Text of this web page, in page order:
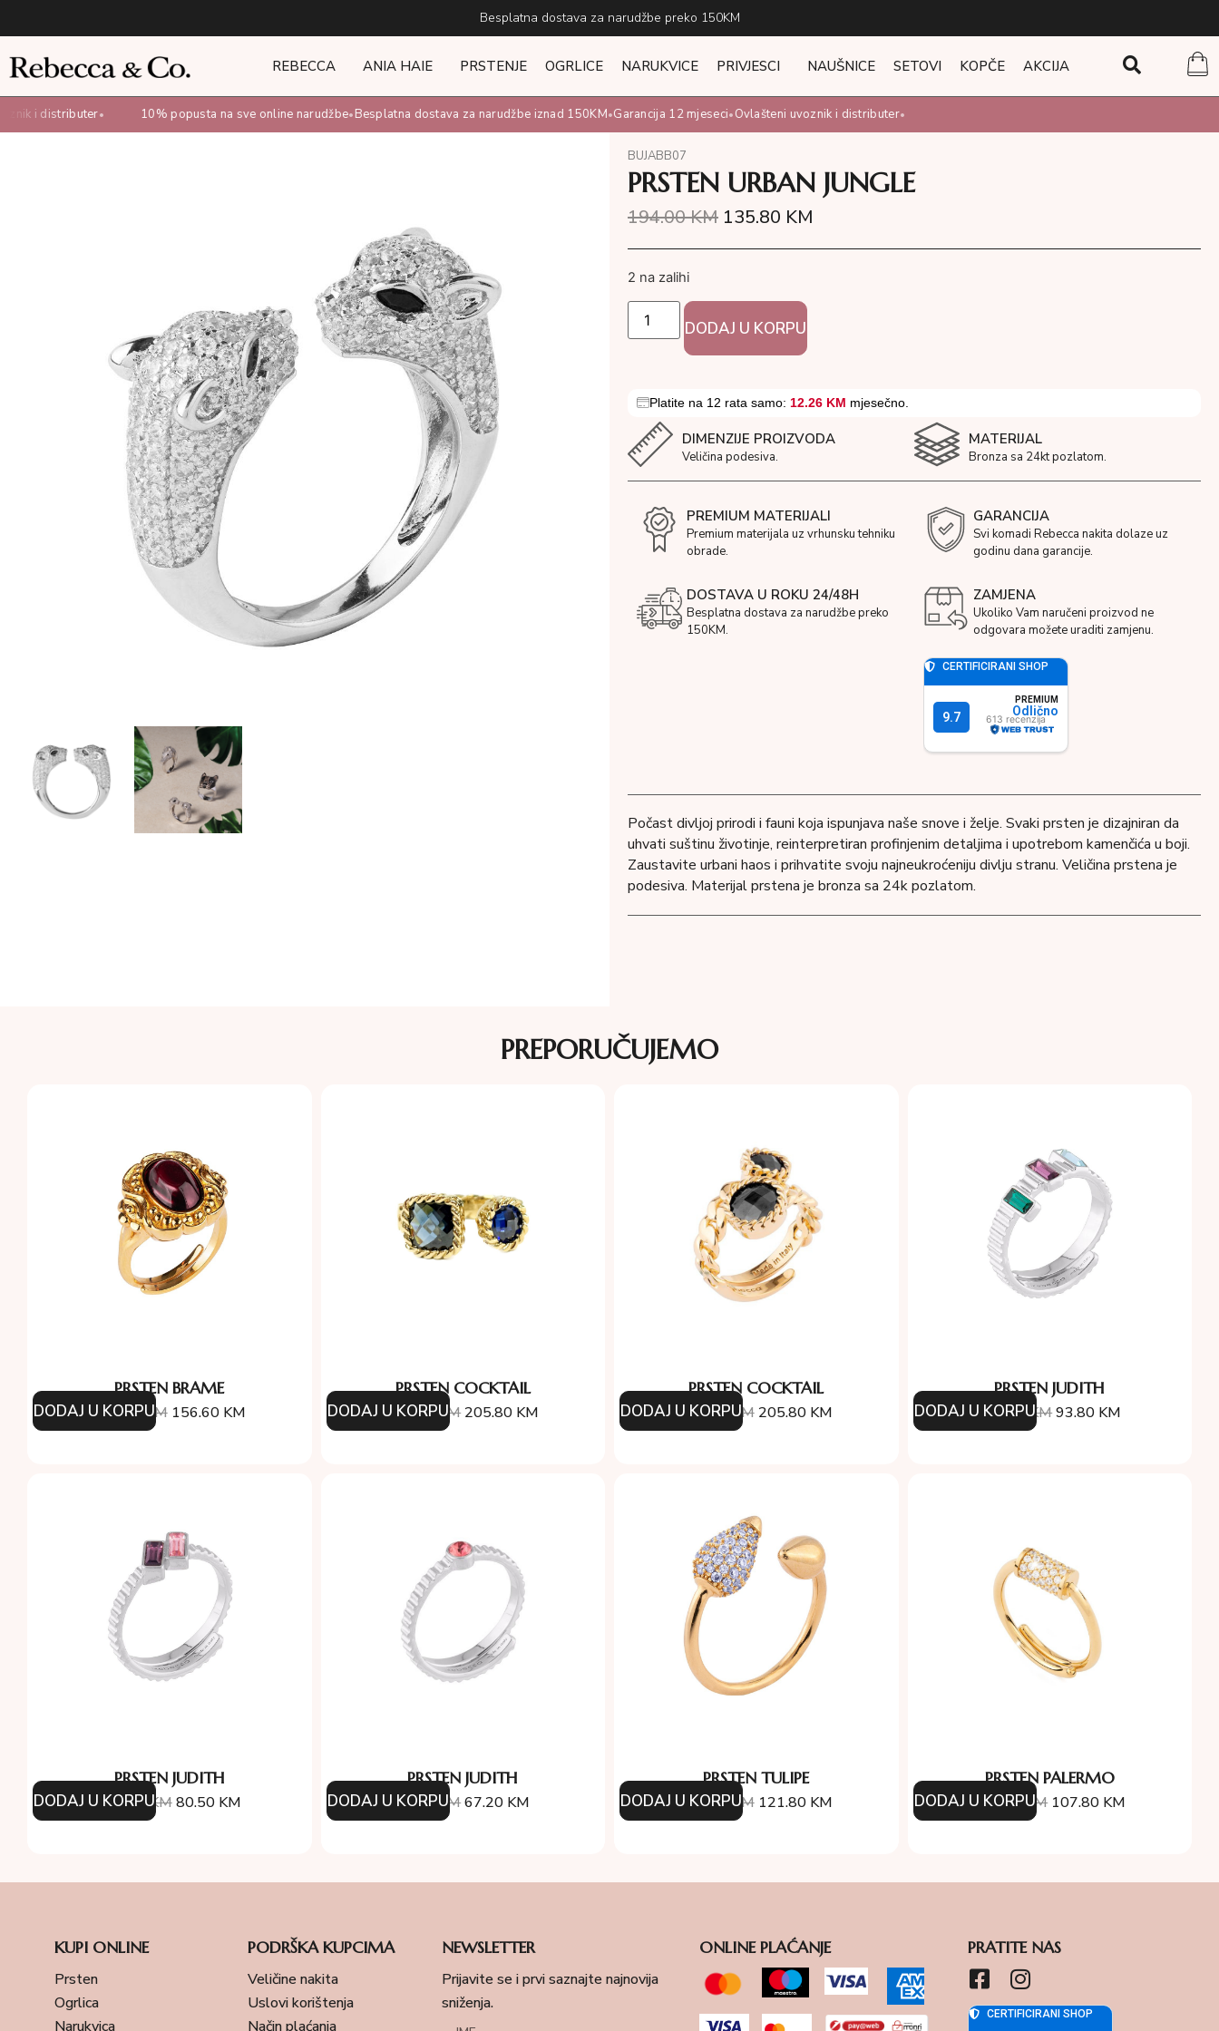
Besplatna dostava za narudžbe preko 150KM
REBECCA ANIA HAIE PRSTENJE OGRLICE NARUKVICE PRIVJESCI NAUŠNICE SETOVI KOPČE AKCIJA
i distributer• 10% popusta na sve online narudžbe•Besplatna dostava za narudžbe iznad 150KM•Garancija 12 mjeseci•Ovlašteni uvoznik i distributer•
BUJABB07
PRSTEN URBAN JUNGLE
194.00KM 135.80 KM
2 na zalihi
DODAJ U KORPU
Platite na 12 rata samo: 12.26 KM mjesečno.
DIMENZIJE PROIZVODA
Veličina podesiva.
MATERIJAL
Bronza sa 24kt pozlatom.
PREMIUM MATERIJALI
Premium materijala uz vrhunsku tehniku
obrade.
GARANCIJA
Svi komadi Rebecca nakita dolaze uz
godinu dana garancije.
DOSTAVA U ROKU 24/48H
Besplatna dostava za narudžbe preko
150KM.
ZAMJENA
Ukoliko Vam naručeni proizvod ne
odgovara možete uraditi zamjenu.
Počast divljoj prirodi i fauni koja ispunjava naše snove i želje. Svaki prsten je dizajniran da
uhvati suštinu životinje, reinterpretiran profinjenim detaljima i upotrebom kamenčića u boji.
Zaustavite urbani haos i prihvatite svoju najneukroćeniju divlju stranu. Veličina prstena je
podesiva. Materijal prstena je bronza sa 24k pozlatom.
PREPORUČUJEMO
PRSTEN BRAME
174.00KM 156.60 KM
DODAJ U KORPU
PRSTEN COCKTAIL
294.00KM 205.80 KM
DODAJ U KORPU
PRSTEN COCKTAIL
294.00KM 205.80 KM
DODAJ U KORPU
PRSTEN JUDITH
134.00KM93.80 KM
DODAJ U KORPU
PRSTEN JUDITH
115.00KM80.50 KM
DODAJ U KORPU
PRSTEN JUDITH
96.00KM67.20 KM
DODAJ U KORPU
PRSTEN TULIPE
174.00KM 121.80 KM
DODAJ U KORPU
PRSTEN PALERMO
154.00KM 107.80 KM
DODAJ U KORPU
KUPI ONLINE
Prsten
Ogrlica
Narukvica
PODRŠKA KUPCIMA
Veličine nakita
Uslovi korištenja
Način plaćanja
NEWSLETTER
Prijavite se i prvi saznajte najnovija
sniženja.
ONLINE PLAĆANJE PRATITE NAS